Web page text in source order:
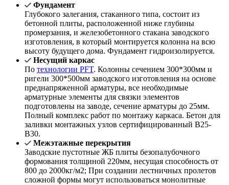
Фундамент
Глубокого залегания, стаканного типа, состоит из
бетонной плиты, расположенной ниже глубины
промерзания, и железобетонного стакана заводского
изготовления, в который монтируется колонна на всю
высоту будущего дома. Фундамент гидроизолируется.
Несущий каркас
По технологии PFT. Колонны сечением 300*300мм и
ригели 300*500мм заводского изготовления на основе
преднапряженной арматуры, все необходимые
арматурные элементы для связки элементов
подготовлены на заводе, сечение арматуры до 25мм.
Полный комплекс работ по монтажу каркаса. Бетон для
заливки монтажных узлов сертифицированный В25-
В30.
Межэтажные перекрытия
Заводские пустотные ЖБ плиты безопалубочного
формования толщиной 220мм, несущая способность от
800 до 2000кг/м2; При создании лестничных пролетов
сложной формы могут использоваться монолитные